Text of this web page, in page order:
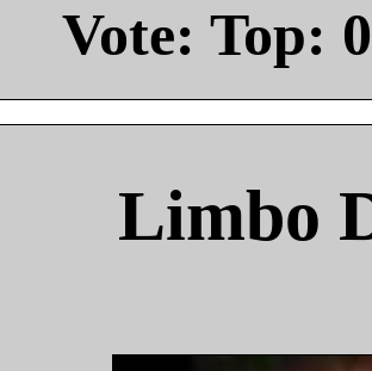
Vote: Top: 0
Limbo